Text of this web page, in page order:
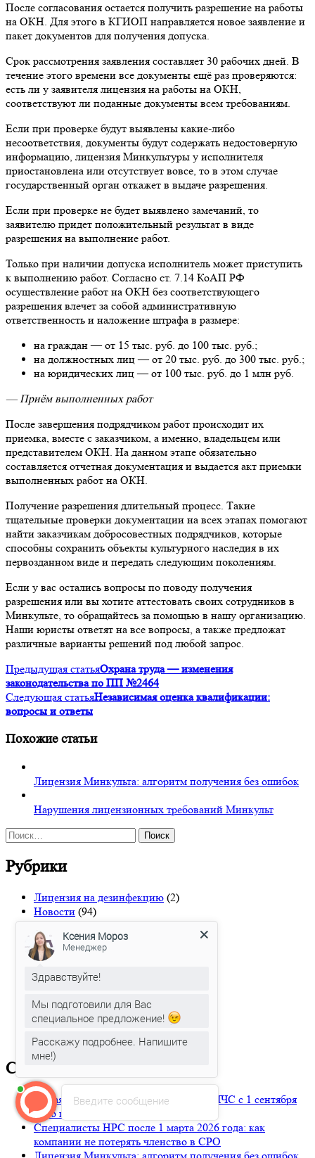
После согласования остается получить разрешение на работы
на ОКН. Для этого в КГИОП направляется новое заявление и
пакет документов для получения допуска.
Срок рассмотрения заявления составляет 30 рабочих дней. В
течение этого времени все документы ещё раз проверяются:
есть ли у заявителя лицензия на работы на ОКН,
соответствуют ли поданные документы всем требованиям.
Если при проверке будут выявлены какие-либо
несоответствия, документы будут содержать недостоверную
информацию, лицензия Минкультуры у исполнителя
приостановлена или отсутствует вовсе, то в этом случае
государственный орган откажет в выдаче разрешения.
Если при проверке не будет выявлено замечаний, то
заявителю придет положительный результат в виде
разрешения на выполнение работ.
Только при наличии допуска исполнитель может приступить
к выполнению работ. Согласно ст. 7.14 КоАП РФ
осуществление работ на ОКН без соответствующего
разрешения влечет за собой административную
ответственность и наложение штрафа в размере:
на граждан — от 15 тыс. руб. до 100 тыс. руб.;
на должностных лиц — от 20 тыс. руб. до 300 тыс. руб.;
на юридических лиц — от 100 тыс. руб. до 1 млн руб.
— Приём выполненных работ
После завершения подрядчиком работ происходит их
приемка, вместе с заказчиком, а именно, владельцем или
представителем ОКН. На данном этапе обязательно
составляется отчетная документация и выдается акт приемки
выполненных работ на ОКН.
Получение разрешения длительный процесс. Такие
тщательные проверки документации на всех этапах помогают
найти заказчикам добросовестных подрядчиков, которые
способны сохранить объекты культурного наследия в их
первозданном виде и передать следующим поколениям.
Если у вас остались вопросы по поводу получения
разрешения или вы хотите аттестовать своих сотрудников в
Минкульте, то обращайтесь за помощью в нашу организацию.
Наши юристы ответят на все вопросы, а также предложат
различные варианты решений под любой запрос.
Предыдущая статьяОхрана труда — изменения
законодательства по ПП №2464
Следующая статьяНезависимая оценка квалификации:
вопросы и ответы
Похожие статьи
Лицензия Минкульта: алгоритм получения без ошибок
Нарушения лицензионных требований Минкульт
Найти:
Рубрики
Лицензия на дезинфекцию (2)
Новости (94)
Аттестация в Минкульте(8)
Аттестация в МЧС
Дистанционное обучение
Лицензия МЧС
Сертификация (2)
СОУТ(5)
СРО(14)
Свежие записи
Новая аттестация проектировщиков МЧС с 1 сентября
2026 года: что подготовить заранее
Специалисты НРС после 1 марта 2026 года: как
компании не потерять членство в СРО
Введите сообщение
Ксения Мороз
Менеджер
Здравствуйте!
Мы подготовили для Вас
специальное предложение!
Расскажу подробнее. Напишите
мне!)